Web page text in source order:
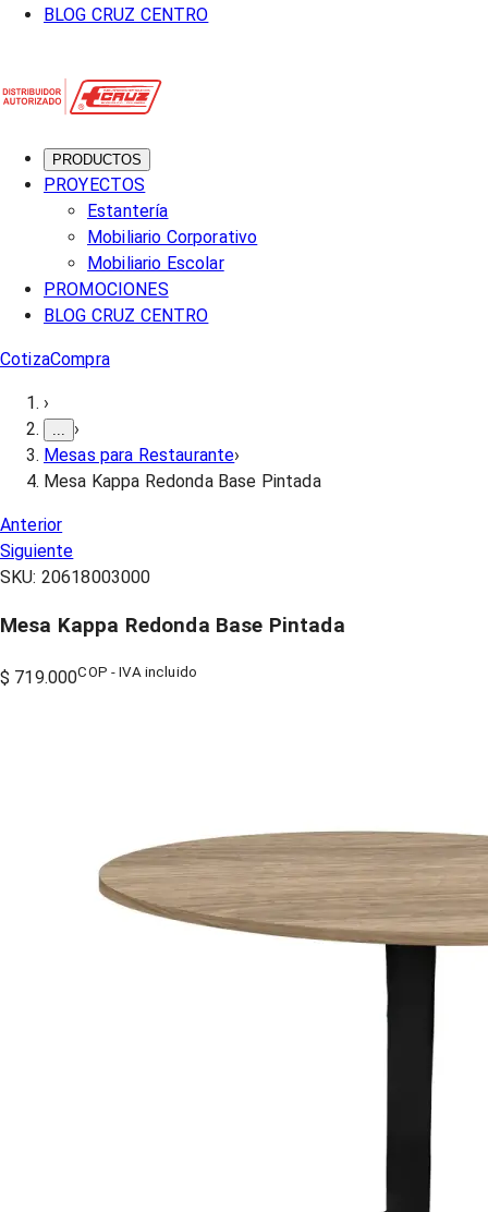
BLOG CRUZ CENTRO
PRODUCTOS
PROYECTOS
Estantería
Mobiliario Corporativo
Mobiliario Escolar
PROMOCIONES
BLOG CRUZ CENTRO
CotizaCompra
›
›
Mesas para Restaurante›
Mesa Kappa Redonda Base Pintada
Anterior
Siguiente
SKU: 20618003000
Mesa Kappa Redonda Base Pintada
$ 719.000COP - IVA incluido